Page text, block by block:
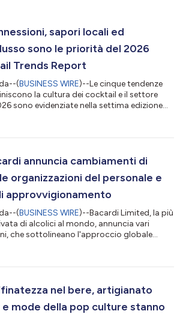
sapori locali ed
sono le priorità del 2026
Trends Report
(BUSINESS WIRE)--Le cinque tendenze
la cultura dei cocktail e il settore
sono evidenziate nella settima edizione
mondo, in collaborazione con The Future
e da terze parti, su sondaggi tra i
annuncia cambiamenti di
organizzazioni del personale e
approvvigionamento
(BUSINESS WIRE)--Bacardi Limited, la più
di alcolici al mondo, annuncia vari
che sottolineano l'approccio globale
Transformation Officer (Direttore
capitolo per la costruzione di
nel bere, artigianato
mode della pop culture stanno